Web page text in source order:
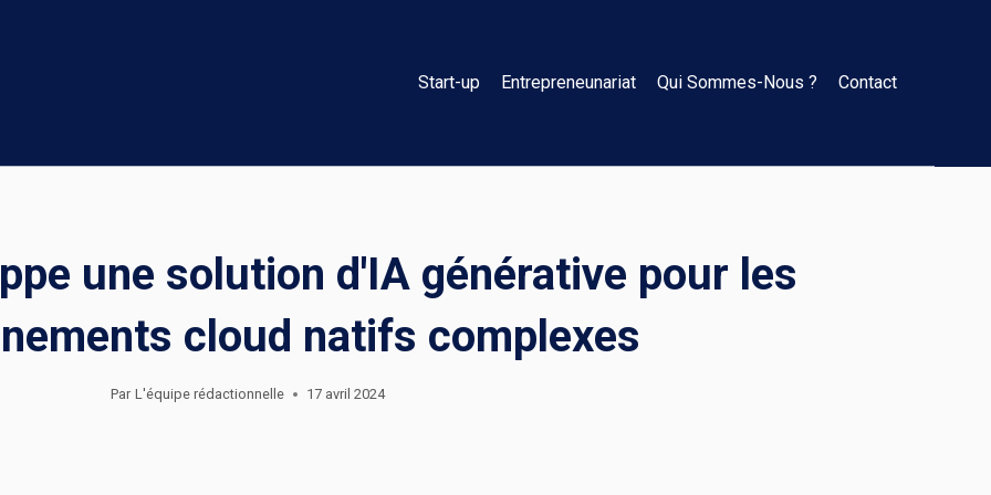
Start-up Entrepreneunariat Qui Sommes-Nous ? Contact
une solution d'IA générative pour les
cloud natifs complexes
Par L'équipe rédactionnelle 17 avril 2024